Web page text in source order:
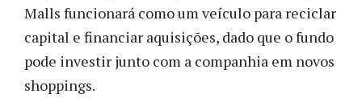
Malls funcionará como um veículo para reciclar
capital e financiar aquisições, dado que o fundo
pode investir junto com a companhia em novos
shoppings.